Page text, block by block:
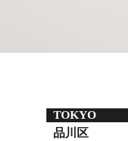
TOKYO
品川区